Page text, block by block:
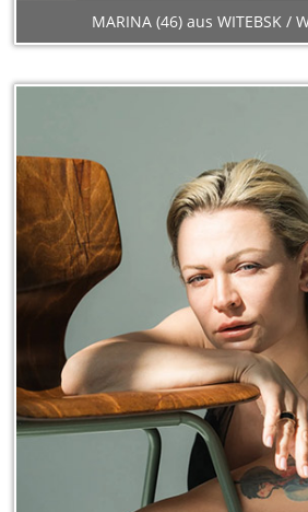
MARINA (46) aus WITEBSK /